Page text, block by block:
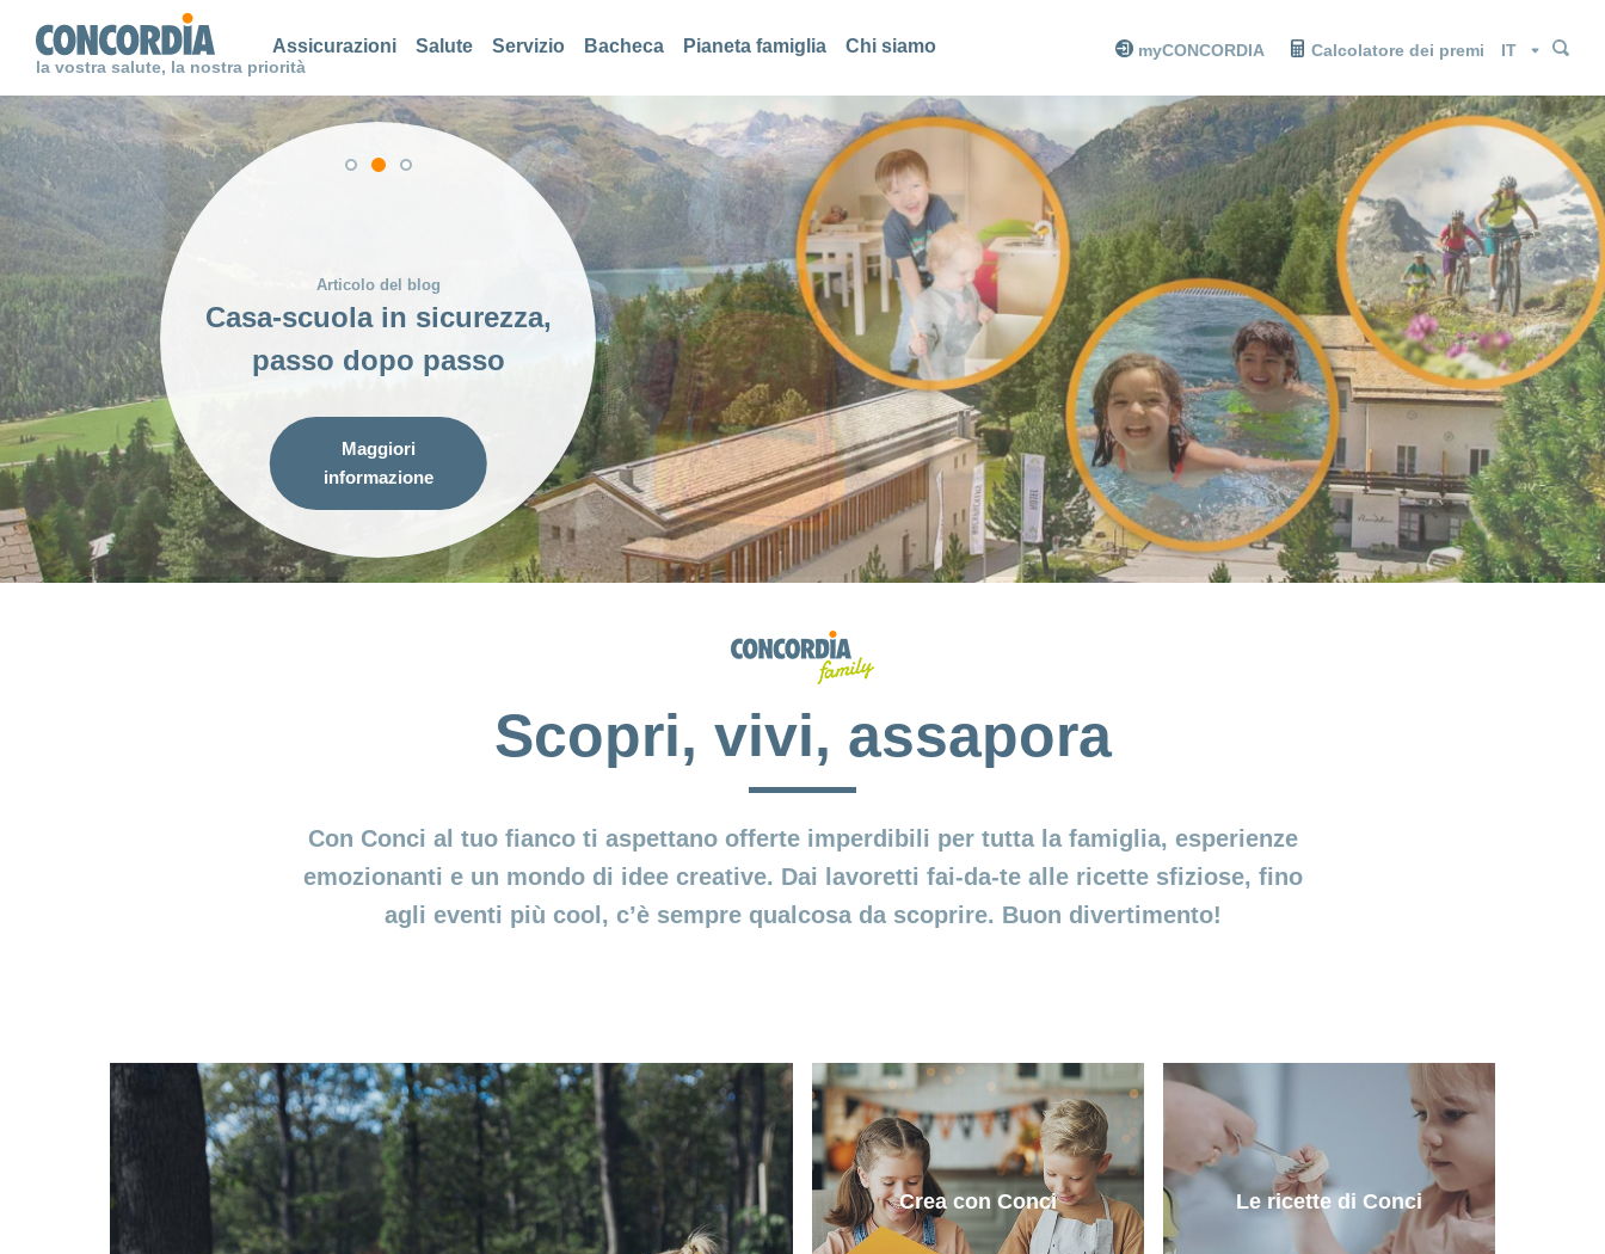
la vostra salute, la nostra priorità
Assicurazioni Salute Servizio Bacheca Pianeta famiglia Chi siamo myCONCORDIA Calcolatore dei premi Lingua
Cerca
Cerca
Cerca
Articolo del blog
Casa-scuola in sicurezza,
passo dopo passo
Maggiori
informazione
In vacanza senza andare
lontano: avventure nel
giardino di casa
Maggiori
informazione
Scopri, vivi, assapora
Con Conci al tuo fianco ti aspettano offerte imperdibili per tutta la famiglia, esperienze
emozionanti e un mondo di idee creative. Dai lavoretti fai-da-te alle ricette sfiziose, fino
agli eventi più cool, c’è sempre qualcosa da scoprire. Buon divertimento!
Crea con Conci Le ricette di Conci